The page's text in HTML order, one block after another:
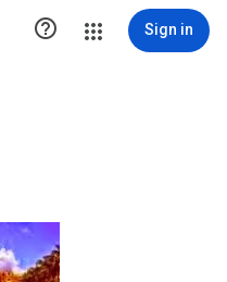
 Sign in